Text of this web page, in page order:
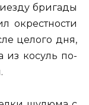
бригады
окрестности
целого дня,
из косуль по-